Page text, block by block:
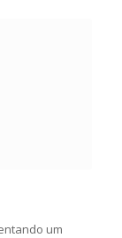
um